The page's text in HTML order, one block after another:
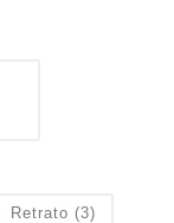
Retrato (3)